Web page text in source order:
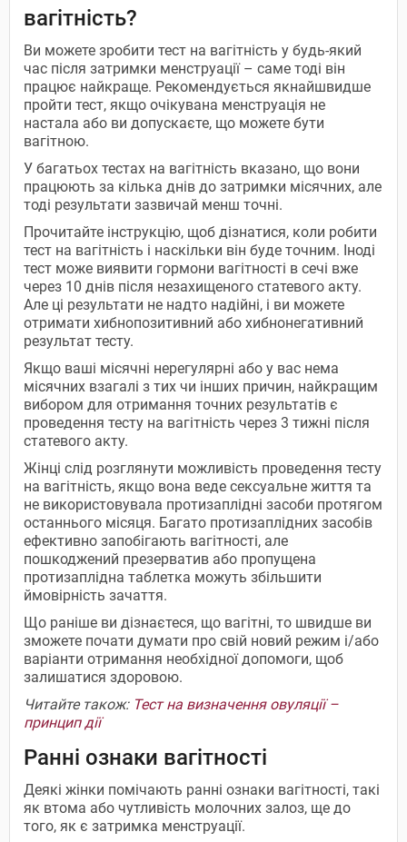
вагітність?
Ви можете зробити тест на вагітність у будь-який
час після затримки менструації – саме тоді він
працює найкраще. Рекомендується якнайшвидше
пройти тест, якщо очікувана менструація не
настала або ви допускаєте, що можете бути
вагітною.
У багатьох тестах на вагітність вказано, що вони
працюють за кілька днів до затримки місячних, але
тоді результати зазвичай менш точні.
Прочитайте інструкцію, щоб дізнатися, коли робити
тест на вагітність і наскільки він буде точним. Іноді
тест може виявити гормони вагітності в сечі вже
через 10 днів після незахищеного статевого акту.
Але ці результати не надто надійні, і ви можете
отримати хибнопозитивний або хибнонегативний
результат тесту.
Якщо ваші місячні нерегулярні або у вас нема
місячних взагалі з тих чи інших причин, найкращим
вибором для отримання точних результатів є
проведення тесту на вагітність через 3 тижні після
статевого акту.
Жінці слід розглянути можливість проведення тесту
на вагітність, якщо вона веде сексуальне життя та
не використовувала протизаплідні засоби протягом
останнього місяця. Багато протизаплідних засобів
ефективно запобігають вагітності, але
пошкоджений презерватив або пропущена
протизаплідна таблетка можуть збільшити
ймовірність зачаття.
Що раніше ви дізнаєтеся, що вагітні, то швидше ви
зможете почати думати про свій новий режим і/або
варіанти отримання необхідної допомоги, щоб
залишатися здоровою.
Читайте також: Тест на визначення овуляції –
принцип дії
Ранні ознаки вагітності
Деякі жінки помічають ранні ознаки вагітності, такі
як втома або чутливість молочних залоз, ще до
того, як є затримка менструації.